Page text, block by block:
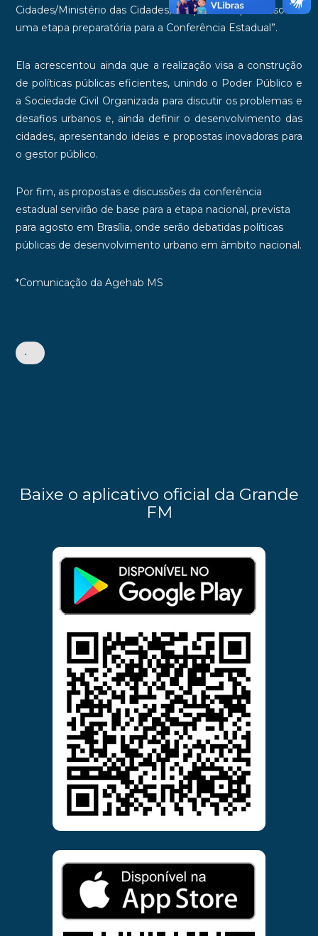
Cidades/Ministério das Cidades, até por esse processo ser
uma etapa preparatória para a Conferência Estadual”.
Ela acrescentou ainda que a realização visa a construção
de políticas públicas eficientes, unindo o Poder Público e
a Sociedade Civil Organizada para discutir os problemas e
desafios urbanos e, ainda definir o desenvolvimento das
cidades, apresentando ideias e propostas inovadoras para
o gestor público.
Por fim, as propostas e discussões da conferência
estadual servirão de base para a etapa nacional, prevista
para agosto em Brasília, onde serão debatidas políticas
públicas de desenvolvimento urbano em âmbito nacional.
*Comunicação da Agehab MS
•
Baixe o aplicativo oficial da Grande
FM